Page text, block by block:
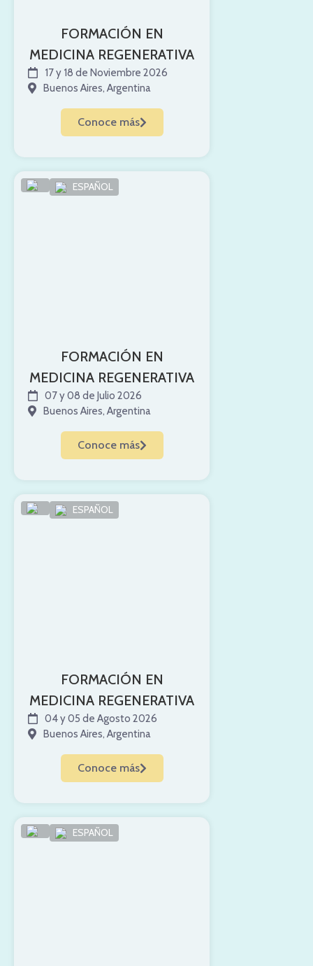
FORMACIÓN EN
MEDICINA REGENERATIVA
17 y 18 de Noviembre 2026
Buenos Aires, Argentina
Conoce más
ESPAÑOL
FORMACIÓN EN
MEDICINA REGENERATIVA
07 y 08 de Julio 2026
Buenos Aires, Argentina
Conoce más
ESPAÑOL
FORMACIÓN EN
MEDICINA REGENERATIVA
04 y 05 de Agosto 2026
Buenos Aires, Argentina
Conoce más
ESPAÑOL